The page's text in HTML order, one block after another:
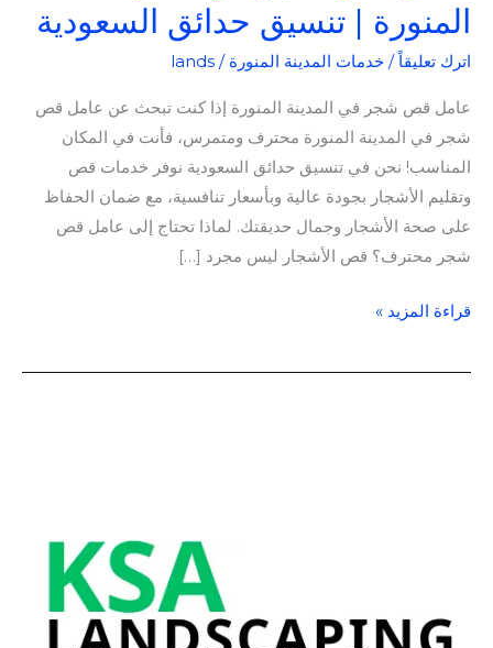
المنورة | تنسيق حدائق السعودية
اترك تعليقاً / خدمات المدينة المنورة /
lands
عامل قص شجر في المدينة المنورة إذا كنت تبحث عن عامل قص
شجر في المدينة المنورة محترف ومتمرس، فأنت في المكان
المناسب! نحن في تنسيق حدائق السعودية نوفر خدمات قص
وتقليم الأشجار بجودة عالية وبأسعار تنافسية، مع ضمان الحفاظ
على صحة الأشجار وجمال حديقتك. لماذا تحتاج إلى عامل قص
شجر محترف؟ قص الأشجار ليس مجرد […]
قراءة المزيد »